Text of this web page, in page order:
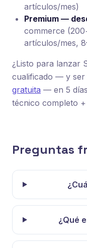
artículos/mes)
Premium —
commerce
artículos/mes,
¿Listo para lanzar
cualificado — y ser
gratuita — en 5
técnico completo
Preguntas
¿Qué